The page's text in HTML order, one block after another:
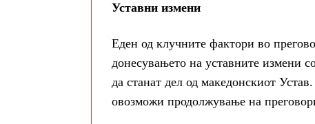
Уставни измени
Еден од клучните фактори во
донесувањето на уставните измени
да станат дел од македонскиот
овозможи продолжување на